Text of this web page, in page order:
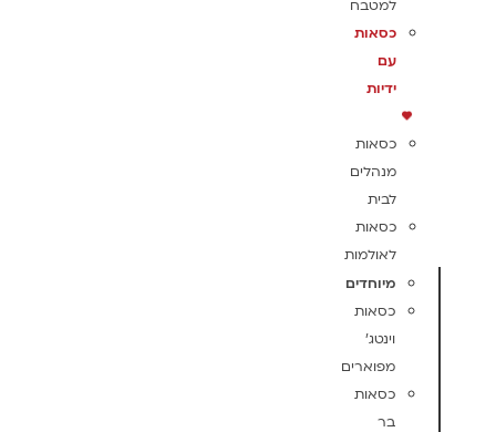
למטבח
כסאות
עם
ידיות
כסאות
מנהלים
לבית
כסאות
לאולמות
מיוחדים
כסאות
וינטג'
מפוארים
כסאות
בר